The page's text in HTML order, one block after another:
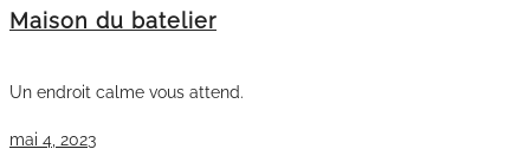
Maison du batelier
Un endroit calme vous attend.
mai 4, 2023